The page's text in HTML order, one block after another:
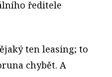
ředitele
ten leasing; to
chybět. A